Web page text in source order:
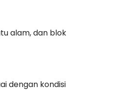
alam, dan blok
dengan kondisi